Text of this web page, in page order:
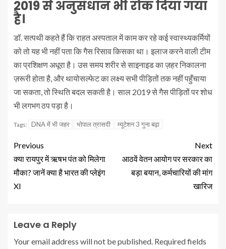
2019 से अनुसंधान भी रोक दिया गया
है।
डॉ. सत्पथी कहते हैं कि राहत अस्पताल में काम कर रहे कई स्वास्थ्यकर्मियों
को तो यह भी नहीं पता कि गैस रिसाव किसका था। इलाज करने वाली टीम
का प्रशिक्षण अधूरा है। उस समय शरीर से साइनाइड का ज़हर निकालना
ज़रूरी होता है, और थायोसल्फेट का लक्ष्य सभी पीड़ितों तक नहीं पहुँचाया
जा सकता, तो स्थिति बदल सकती है। साल 2019 से गैस पीड़ितों पर शोध
भी लगभग ठप पड़ा है।
Tags: DNA में भी जहर भोपाल त्रासदी म्यूटेशन 3 गुना बढ़ा
Previous
क्या रायपुर में ऋषभ पंत को मिलेगा
मौका? जानें क्या है भारत की प्लेइंग
XI
Next
आठवें वेतन आयोग पर सरकार का
बड़ा बयान, कर्मचारियों की मांग
खारिज
Leave a Reply
Your email address will not be published. Required fields